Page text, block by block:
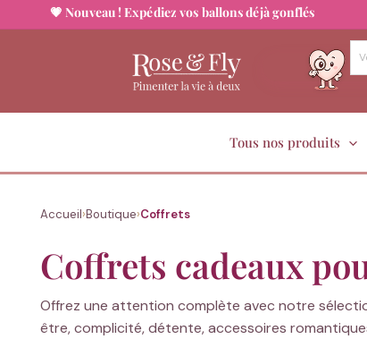
💗 Nouveau ! Expédiez vos ballons déjà gonflés
Tous nos produits
Accueil›Boutique›Coffrets
Coffrets cadeaux
Offrez une attention complète avec notre
être, complicité, détente, accessoires